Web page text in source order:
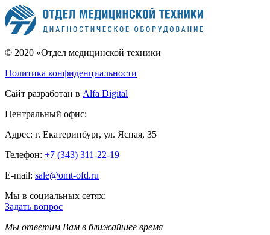
© 2020 «Отдел медицинской техники
Политика конфиденциальности
Сайт разработан в Alfa Digital
Центральный офис:
Адрес: г. Екатеринбург, ул. Ясная, 35
Телефон: +7 (343) 311-22-19
E-mail: sale@omt-ofd.ru
Мы в социальных сетях:
Задать вопрос
Мы ответим Вам в ближайшее время